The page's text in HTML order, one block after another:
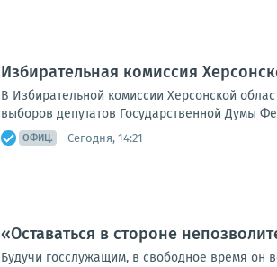
Избирательная комиссия
В Избирательной комиссии Херсонской
выборов депутатов Государственной Думы
ОФИЦ. Сегодня, 14:21
«Оставаться в стороне
Будучи госслужащим, в свободное время он